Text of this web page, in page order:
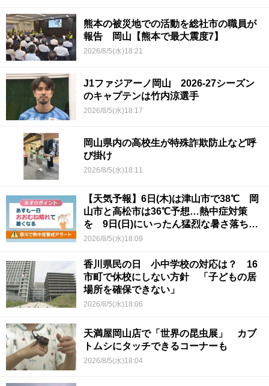
熊本の被災地での活動を総社市の職員が
報告 岡山【熊本で最大震度7】
2026/8/5(水)18:21
J1ファジアーノ岡山 2026-27シーズン
のキャプテンは竹内涼選手
2026/8/5(水)18:17
岡山県内の高校生が特殊詐欺防止など呼
び掛け
2026/8/5(水)18:11
【天気予報】6日(木)は津山市で38℃ 岡
山市と高松市は36℃予想…熱中症対策
を 9日(日)にいったん猛烈な暑さ落ち着
くか
2026/8/5(水)18:09
香川県民の日 小中学校の対応は？ 16
市町で休校にしない方針 「子どもの居
場所を確保できない」
2026/8/5(水)18:06
天満屋岡山店で「世界の昆虫展」 カブ
トムシにタッチできるコーナーも
2026/8/5(水)18:04